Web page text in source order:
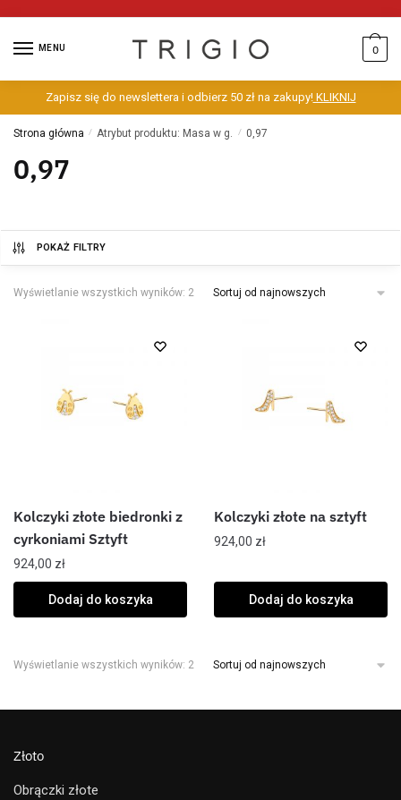
MENU 0
Zapisz się do newslettera i odbierz 50 zł na zakupy!KLIKNIJ
Strona główna / Atrybut produktu: Masa w g. / 0,97
0,97
POKAŻ FILTRY
Wyświetlanie wszystkich wyników: 2
Kolczyki złote biedronki z
cyrkoniami Sztyft
924,00 zł
Dodaj do koszyka
Kolczyki złote na sztyft
924,00 zł
Dodaj do koszyka
Wyświetlanie wszystkich wyników: 2
Złoto
Obrączki złote